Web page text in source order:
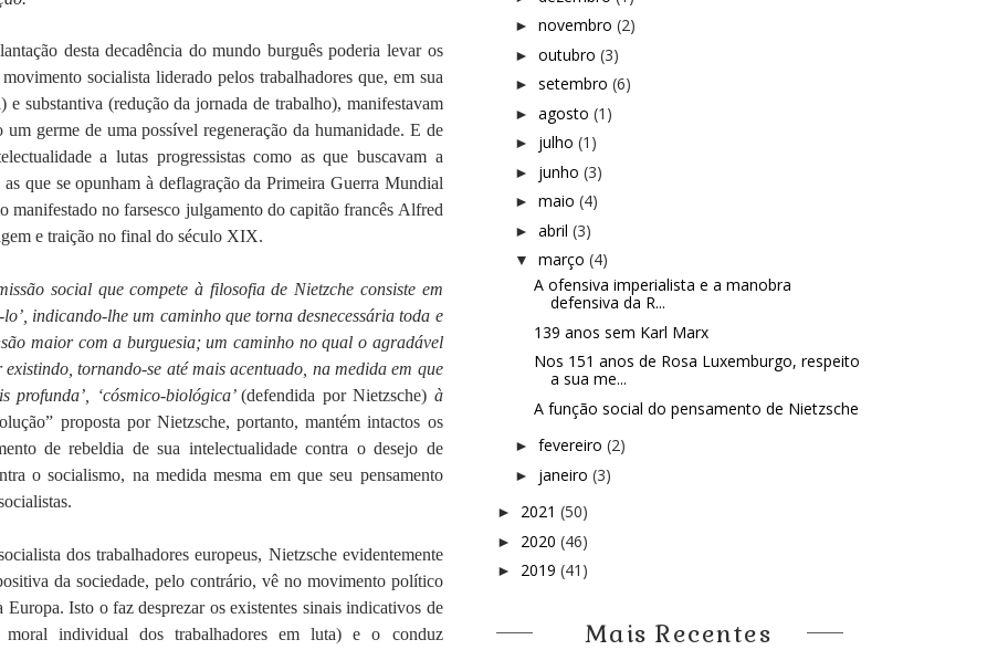
desta decadência do mundo burguês poderia levar os
socialista liderado pelos trabalhadores que, em sua
substantiva (redução da jornada de trabalho), manifestavam
germe de uma possível regeneração da humanidade. E de
a lutas progressistas como as que buscavam a
que se opunham à deflagração da Primeira Guerra Mundial
manifestado no farsesco julgamento do capitão francês Alfred
e traição no final do século XIX.
social que compete à filosofia de Nietzche consiste em
lo’, indicando-lhe um caminho que torna desnecessária toda e
maior com a burguesia; um caminho no qual o agradável
tornando-se até mais acentuado, na medida em que
profunda’, ‘cósmico-biológica’(defendida por Nietzsche) à
proposta por Nietzsche, portanto, mantém intactos os
de rebeldia de sua intelectualidade contra o desejo de
o socialismo, na medida mesma em que seu pensamento
dos trabalhadores europeus, Nietzsche evidentemente
da sociedade, pelo contrário, vê no movimento político
Isto o faz desprezar os existentes sinais indicativos de
individual dos trabalhadores em luta) e o conduz
►novembro(2)
►outubro(3)
►setembro(6)
►agosto(1)
► julho(1)
► junho(3)
►maio(4)
►abril(3)
▼março(4)
A ofensiva imperialista e a manobra
defensiva da R...
139 anos sem Karl Marx
Nos 151 anos de Rosa Luxemburgo, respeito
a sua me...
A função social do pensamento de Nietzsche
►fevereiro(2)
► janeiro(3)
► 2021 (50)
► 2020 (46)
► 2019 (41)
Mais Recentes